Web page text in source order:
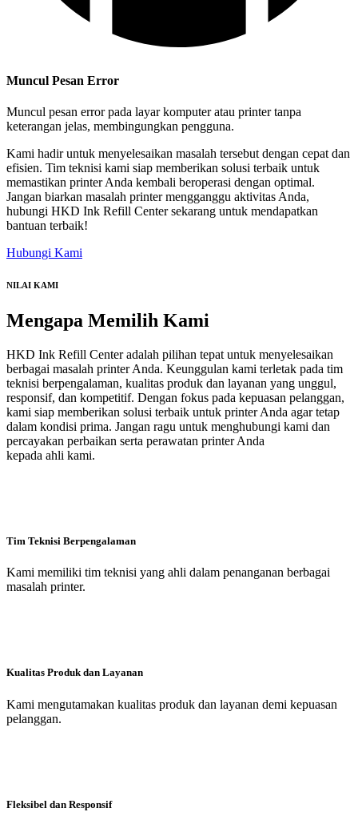
Muncul Pesan Error
Muncul pesan error pada layar komputer atau printer tanpa
keterangan jelas, membingungkan pengguna.
Kami hadir untuk menyelesaikan masalah tersebut dengan cepat dan
efisien. Tim teknisi kami siap memberikan solusi terbaik untuk
memastikan printer Anda kembali beroperasi dengan optimal.
Jangan biarkan masalah printer mengganggu aktivitas Anda,
hubungi HKD Ink Refill Center sekarang untuk mendapatkan
bantuan terbaik!
Hubungi Kami
NILAI KAMI
Mengapa Memilih Kami
HKD Ink Refill Center adalah pilihan tepat untuk menyelesaikan
berbagai masalah printer Anda. Keunggulan kami terletak pada tim
teknisi berpengalaman, kualitas produk dan layanan yang unggul,
responsif, dan kompetitif. Dengan fokus pada kepuasan pelanggan,
kami siap memberikan solusi terbaik untuk printer Anda agar tetap
dalam kondisi prima. Jangan ragu untuk menghubungi kami dan
percayakan perbaikan serta perawatan printer Anda
kepada ahli kami.
Tim Teknisi Berpengalaman
Kami memiliki tim teknisi yang ahli dalam penanganan berbagai
masalah printer.
Kualitas Produk dan Layanan
Kami mengutamakan kualitas produk dan layanan demi kepuasan
pelanggan.
Fleksibel dan Responsif